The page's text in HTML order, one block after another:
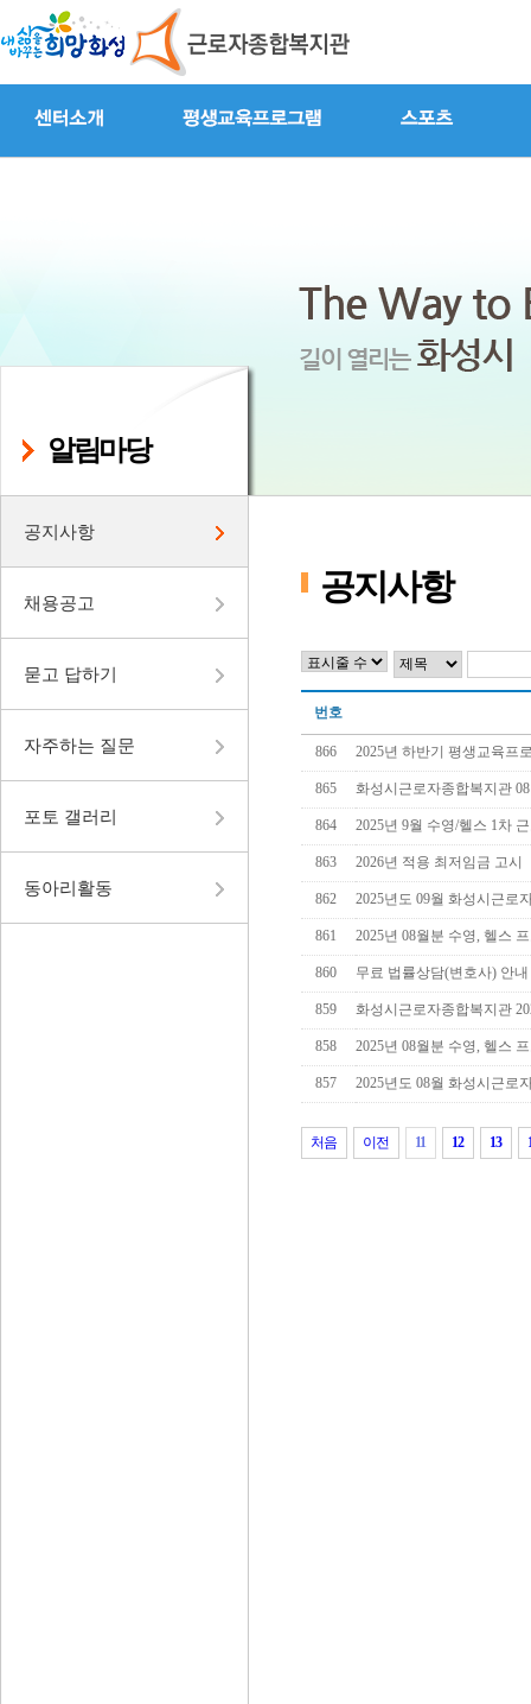
알림마당
공지사항
채용공고
묻고 답하기
자주하는 질문
포토 갤러리
동아리활동
공지사항
번호
866 2025년 하반기 평생교육프
865 화성시근로자종합복지관
864 2025년 9월 수영/헬스 1차
863 2026년 적용 최저임금 고시
862 2025년도 09월 화성시근로
861 2025년 08월분 수영, 헬스
860 무료 법률상담(변호사) 안내
859 화성시근로자종합복지관
858 2025년 08월분 수영, 헬스
857 2025년도 08월 화성시근로
처음 이전 11 12 13